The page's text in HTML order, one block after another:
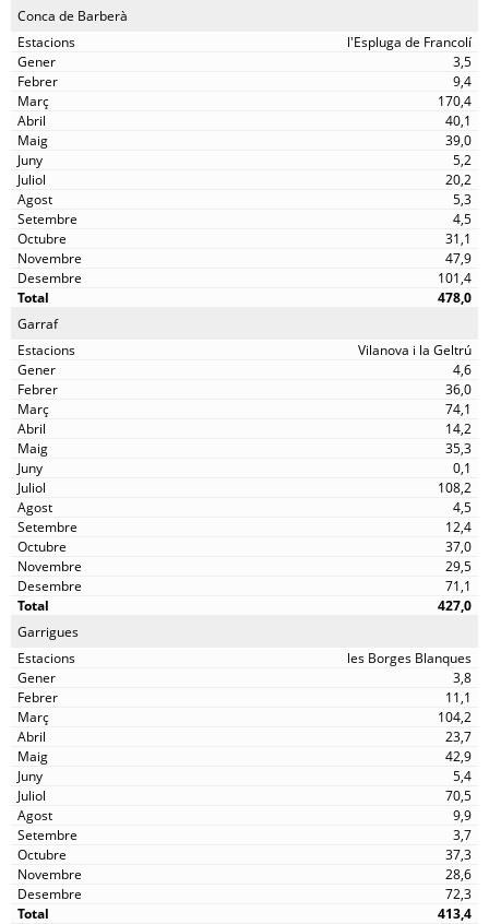
Conca de Barberà
l'Espluga de Francolí
3,5
9,4
170,4
40,1
39,0
5,2
20,2
5,3
4,5
31,1
47,9
101,4
478,0
Garraf
Vilanova i la Geltrú
4,6
36,0
74,1
14,2
35,3
0,1
108,2
4,5
12,4
37,0
29,5
71,1
427,0
Garrigues
les Borges Blanques
3,8
11,1
104,2
23,7
42,9
5,4
70,5
9,9
3,7
37,3
28,6
72,3
413,4